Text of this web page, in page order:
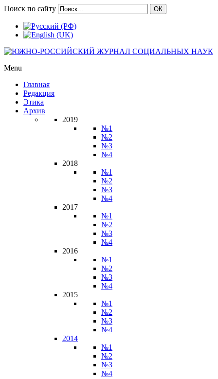
Поиск по сайту ОК
Menu
Главная
Редакция
Этика
Архив
2019
№1
№2
№3
№4
2018
№1
№2
№3
№4
2017
№1
№2
№3
№4
2016
№1
№2
№3
№4
2015
№1
№2
№3
№4
2014
№1
№2
№3
№4